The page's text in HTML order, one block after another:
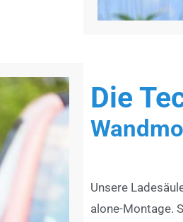
Die
Unsere
alone-Montage.